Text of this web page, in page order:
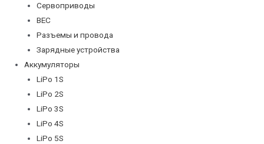
Сервоприводы
BEC
Разъемы и провода
Зарядные устройства
Аккумуляторы
LiPo 1S
LiPo 2S
LiPo 3S
LiPo 4S
LiPo 5S